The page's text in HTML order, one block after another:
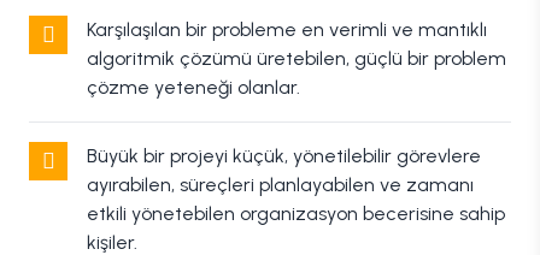
Karşılaşılan bir probleme en verimli ve mantıklı
algoritmik çözümü üretebilen, güçlü bir problem
çözme yeteneği olanlar.
Büyük bir projeyi küçük, yönetilebilir görevlere
ayırabilen, süreçleri planlayabilen ve zamanı
etkili yönetebilen organizasyon becerisine sahip
kişiler.